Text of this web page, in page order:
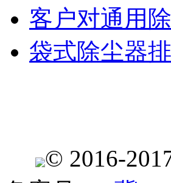
客户对通用
袋式除尘器
© 2016-